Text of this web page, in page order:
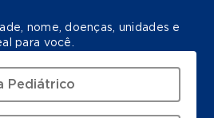
nome, doenças, unidades e
para você.